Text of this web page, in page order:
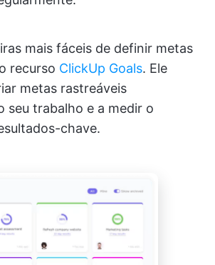
mais fáceis de definir metas
recurso ClickUp Goals. Ele
metas rastreáveis
seu trabalho e a medir o
chave.